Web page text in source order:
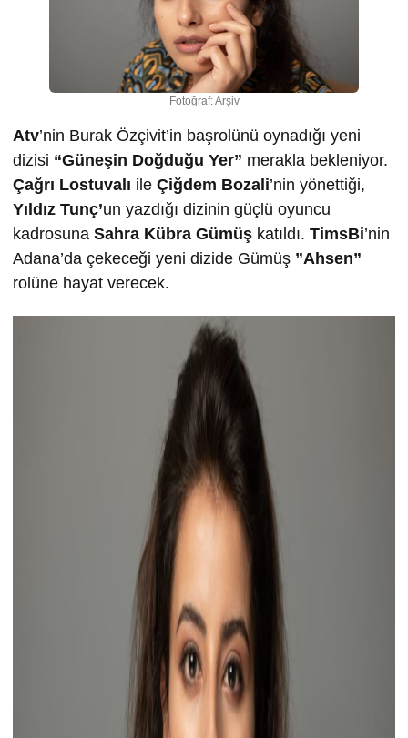
Fotoğraf: Arşiv
Atv’nin Burak Özçivit’in başrolünü oynadığı yeni
dizisi “Güneşin Doğduğu Yer” merakla bekleniyor.
Çağrı Lostuvalı ile Çiğdem Bozali’nin yönettiği,
Yıldız Tunç’un yazdığı dizinin güçlü oyuncu
kadrosuna Sahra Kübra Gümüş katıldı. TimsBi’nin
Adana’da çekeceği yeni dizide Gümüş ”Ahsen”
rolüne hayat verecek.